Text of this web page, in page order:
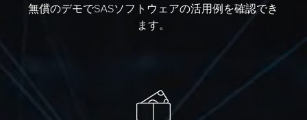
無償のデモでSASソフトウェアの活用例を確認でき
ます。